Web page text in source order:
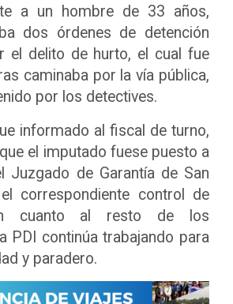
a un hombre de 33 años,
dos órdenes de detención
el delito de hurto, el cual fue
caminaba por la vía pública,
por los detectives.
informado al fiscal de turno,
el imputado fuese puesto a
Juzgado de Garantía de San
correspondiente control de
cuanto al resto de los
PDI continúa trabajando para
y paradero.